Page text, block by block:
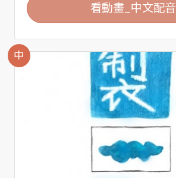
看動畫_中文配音
中